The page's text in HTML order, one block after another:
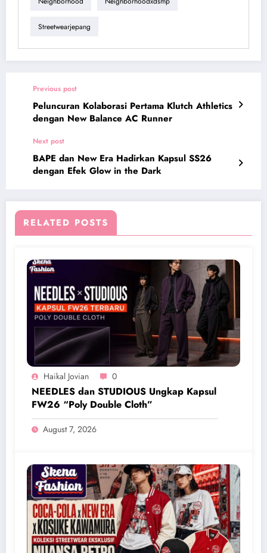
Streetwearjepang
Previous post
Peluncuran Kolaborasi Pertama Klutch Athletics
dengan New Balance AC Runner
Next post
BAPE dan New Era Hadirkan Kapsul SS26
dengan Efek Glow in the Dark
RELATED POSTS
Haikal Jovian 0
NEEDLES dan STUDIOUS Ungkap Kapsul
FW26 “Poly Double Cloth”
August 7, 2026